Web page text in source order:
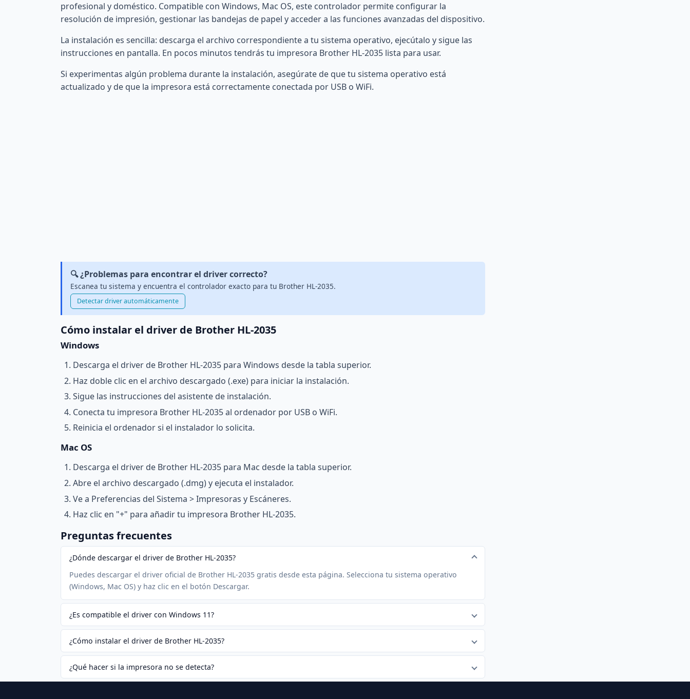
profesional y doméstico. Compatible con Windows, Mac OS, este controlador permite configurar la
resolución de impresión, gestionar las bandejas de papel y acceder a las funciones avanzadas del dispositivo.
La instalación es sencilla: descarga el archivo correspondiente a tu sistema operativo, ejecútalo y sigue las
instrucciones en pantalla. En pocos minutos tendrás tu impresora Brother HL-2035 lista para usar.
Si experimentas algún problema durante la instalación, asegúrate de que tu sistema operativo está
actualizado y de que la impresora está correctamente conectada por USB o WiFi.
🔍 ¿Problemas para encontrar el driver correcto?
Escanea tu sistema y encuentra el controlador exacto para tu Brother HL-2035.
Detectar driver automáticamente
Cómo instalar el driver de Brother HL-2035
Windows
Descarga el driver de Brother HL-2035 para Windows desde la tabla superior.
Haz doble clic en el archivo descargado (.exe) para iniciar la instalación.
Sigue las instrucciones del asistente de instalación.
Conecta tu impresora Brother HL-2035 al ordenador por USB o WiFi.
Reinicia el ordenador si el instalador lo solicita.
Mac OS
Descarga el driver de Brother HL-2035 para Mac desde la tabla superior.
Abre el archivo descargado (.dmg) y ejecuta el instalador.
Ve a Preferencias del Sistema > Impresoras y Escáneres.
Haz clic en "+" para añadir tu impresora Brother HL-2035.
Preguntas frecuentes
¿Dónde descargar el driver de Brother HL-2035?
Puedes descargar el driver oficial de Brother HL-2035 gratis desde esta página. Selecciona tu sistema operativo
(Windows, Mac OS) y haz clic en el botón Descargar.
¿Es compatible el driver con Windows 11?
¿Cómo instalar el driver de Brother HL-2035?
¿Qué hacer si la impresora no se detecta?